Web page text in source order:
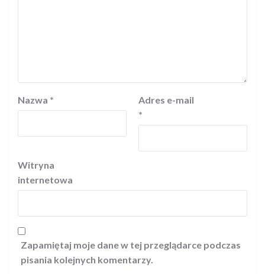
Nazwa *
Adres e-mail
*
Witryna
internetowa
Zapamiętaj moje dane w tej przeglądarce podczas
pisania kolejnych komentarzy.